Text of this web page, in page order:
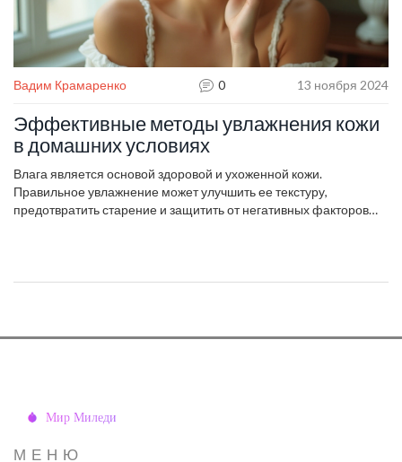
Вадим Крамаренко 0 13 ноября 2024
Эффективные методы увлажнения кожи
в домашних условиях
Влага является основой здоровой и ухоженной кожи.
Правильное увлажнение может улучшить ее текстуру,
предотвратить старение и защитить от негативных факторов
компонентов и доступных косметических продуктов.
коже свежесть и сияние.
МЕНЮ